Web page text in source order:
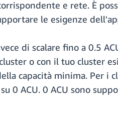
e rete. È
le esigenze
di scalare fino a 0.5
o con il tuo cluster
capacità minima. Per i
0 ACU. 0 ACU sono